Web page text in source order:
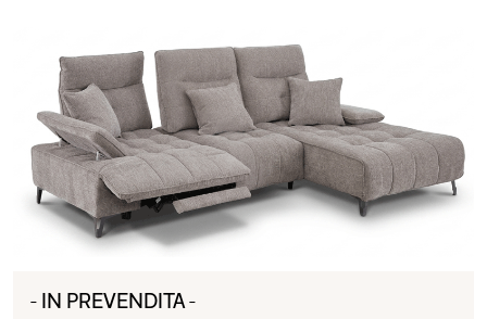
- IN PREVENDITA -